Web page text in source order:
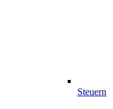
Steuern